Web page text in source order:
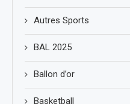
Autres Sports
BAL 2025
Ballon d’or
Basketball